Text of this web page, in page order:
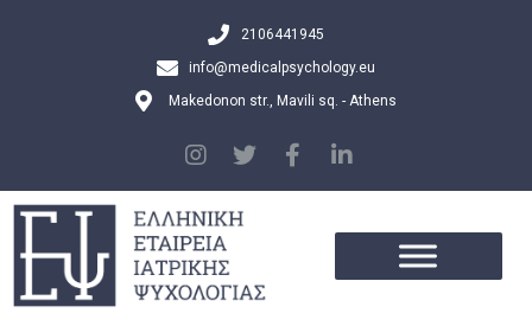
2106441945
info@medicalpsychology.eu
Makedonon str., Mavili sq. - Athens